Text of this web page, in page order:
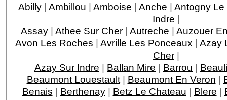
Abilly | Ambillou | Amboise | Anche | Antogny Le
Indre |
Assay | Athee Sur Cher | Autreche | Auzouer
Avon Les Roches | Avrille Les Ponceaux | Azay
Cher|
Azay Sur Indre | Ballan Mire | Barrou |
Beaumont Louestault| Beaumont En Veron |
Benais | Berthenay| Betz Le Chateau | Blere |